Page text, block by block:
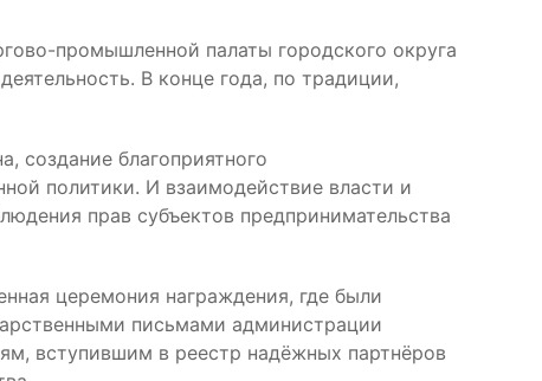
промышленной палаты городского округа
В конце года, по традиции,
создание благоприятного
политики. И взаимодействие власти и
прав субъектов предпринимательства
церемония награждения, где были
письмами администрации
вступившим в реестр надёжных партнёров